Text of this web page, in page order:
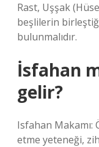
Rast, Uşşak
beşlilerin
bulunmalıdır.
İsfahan
gelir?
Isfahan Makamı:
etme yeteneği,